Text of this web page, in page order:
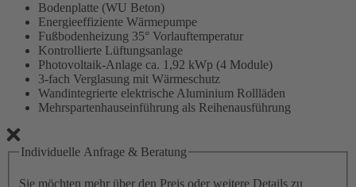
Bodenplatte (WU Beton)
Energieeffiziente Wärmepumpe
Fußbodenheizung 35° Vorlauftemperatur
Kontrollierte Lüftungsanlage
Photovoltaik-Anlage ca. 1,92 kWp (4 Module)
3-fach Verglasung mit Wärmeschutz
Wandintegrierte elektrische Aluminium Rollläden
Mehrspartenhauseinführung als Reihenausführung
Individuelle Anfrage & Beratung
Sie möchten mehr über den Preis oder weitere Details zu